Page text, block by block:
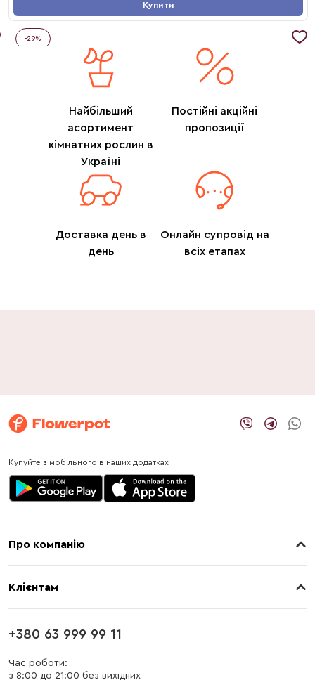
Купити
-29%
Найбільший
асортимент
кімнатних рослин в
Україні
Постійні акційні
пропозиції
Доставка день в
день
Онлайн супровід на
всіх етапах
Купуйте з мобільного в наших додатках
Про компанію
Клієнтам
Оплата
Блог
+380 63 999 99 11
Час роботи:
з 8:00 до 21:00 без вихідних